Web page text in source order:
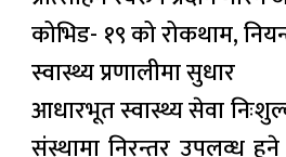
कोभिड- १९ को रोकथाम,
स्वास्थ्य प्रणालीमा सुधार
आधारभूत स्वास्थ्य सेवा
संस्थामा निरन्तर उपलव्ध